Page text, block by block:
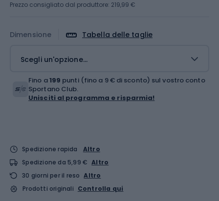
Dimensione Tabella delle taglie
Scegli un'opzione...
Prezzo consigliato dal produttore: 219,99 €
Fino a199 punti (fino a 9 € di sconto) sul vostro conto
Sportano Club.
Unisciti al programma e risparmia!
Spedizione rapida
Altro
Spedizione da 5,99 € Altro
30 giorni per il reso Altro
Prodotti originali Controlla qui